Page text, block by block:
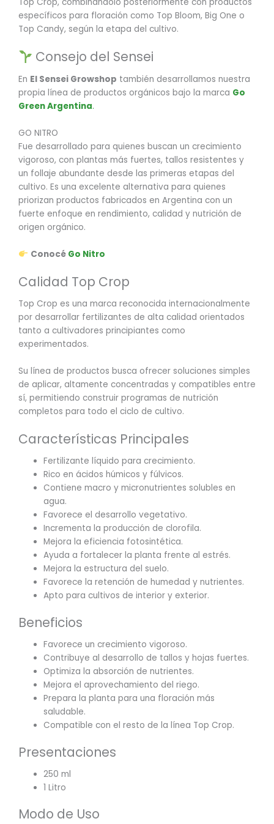
Top Crop, combinándolo posteriormente con productos
específicos para floración como Top Bloom, Big One o
Top Candy, según la etapa del cultivo.
Consejo del Sensei
En El Sensei Growshop también desarrollamos nuestra
propia línea de productos orgánicos bajo la marca Go
Green Argentina.
GO NITRO
Fue desarrollado para quienes buscan un crecimiento
vigoroso, con plantas más fuertes, tallos resistentes y
un follaje abundante desde las primeras etapas del
cultivo. Es una excelente alternativa para quienes
priorizan productos fabricados en Argentina con un
fuerte enfoque en rendimiento, calidad y nutrición de
origen orgánico.
Conocé Go Nitro
Calidad Top Crop
Top Crop es una marca reconocida internacionalmente
por desarrollar fertilizantes de alta calidad orientados
tanto a cultivadores principiantes como
experimentados.
Su línea de productos busca ofrecer soluciones simples
de aplicar, altamente concentradas y compatibles entre
sí, permitiendo construir programas de nutrición
completos para todo el ciclo de cultivo.
Características Principales
Fertilizante líquido para crecimiento.
Rico en ácidos húmicos y fúlvicos.
Contiene macro y micronutrientes solubles en
agua.
Favorece el desarrollo vegetativo.
Incrementa la producción de clorofila.
Mejora la eficiencia fotosintética.
Ayuda a fortalecer la planta frente al estrés.
Mejora la estructura del suelo.
Favorece la retención de humedad y nutrientes.
Apto para cultivos de interior y exterior.
Beneficios
Favorece un crecimiento vigoroso.
Contribuye al desarrollo de tallos y hojas fuertes.
Optimiza la absorción de nutrientes.
Mejora el aprovechamiento del riego.
Prepara la planta para una floración más
saludable.
Compatible con el resto de la línea Top Crop.
Presentaciones
250 ml
1 Litro
Modo de Uso